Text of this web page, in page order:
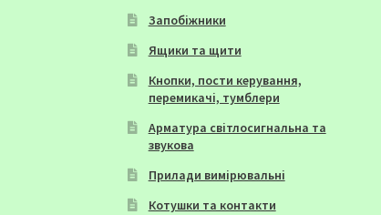
Запобіжники
Ящики та щити
Кнопки, пости керування,
перемикачі, тумблери
Арматура світлосигнальна та
звукова
Прилади вимірювальні
Котушки та контакти